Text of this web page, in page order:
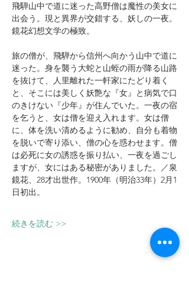
飛騨山中で道に迷った高野僧は魔性の美女に
出会う。現と異界が交錯する、妖しの一夜。
鏡花幻想文学の極致。
旅の僧が、飛騨から信州へ向かう山中で道に
迷った。身を襲う大蛇と山蛭の雨が降る山路
を抜けて、人里離れた一軒家にたどり着く
と、そこには美しく妖艶な『女』と病気で口
のきけない『少年』が住んでいた。一夜の宿
を乞うと、女は僧を迎え入れます。女は僧
に、体を洗い清めるように勧め、自分も着物
を脱いで寄り添い、僧の心を惑わせます。僧
は必死に女の誘惑を振り払い、一夜を過ごし
ますが、女にはある秘密がありました。／泉
鏡花、28才出世作。1900年（明治33年）2月1
日初出。
続きを読む >>